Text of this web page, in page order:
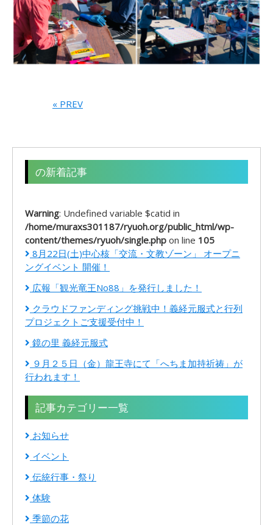
« PREV
の新着記事
Warning: Undefined variable $catid in
/home/muraxs301187/ryuoh.org/public_html/wp-
content/themes/ryuoh/single.php on line 105
8月22日(土)中心核「交流・文教ゾーン」 オープニ
ングイベント 開催！
広報「観光竜王No88」を発行しました！
クラウドファンディング挑戦中！義経元服式と行列
プロジェクトご支援受付中！
鏡の里 義経元服式
９月２５日（金）龍王寺にて「へちま加持祈祷」が
行われます！
記事カテゴリー一覧
お知らせ
イベント
伝統行事・祭り
体験
季節の花